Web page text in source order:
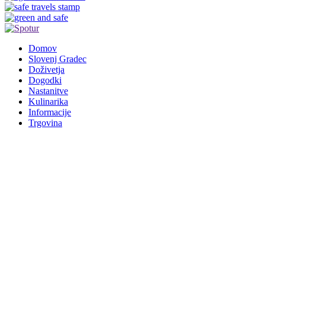
Domov
Slovenj Gradec
Doživetja
Dogodki
Nastanitve
Kulinarika
Informacije
Trgovina